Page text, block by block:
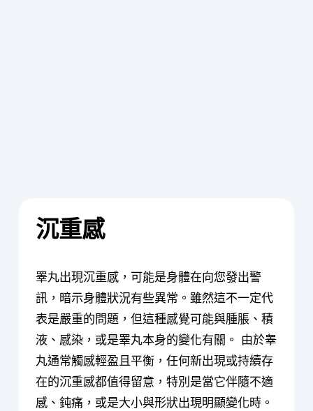
沉重感
睪丸出現沉重感，可能是身體在向您發出警
訊，暗示身體狀況有些異常。雖然這不一定代
表是嚴重的問題，但這種感覺可能與腫脹、積
液、感染，或是睪丸本身的變化有關。 由於睾
丸通常觸感輕盈且平衡，任何新出現或持續存
在的沉重感都值得留意，特別是當它伴隨不適
感、鈍痛，或是大小與形狀出現明顯變化時。